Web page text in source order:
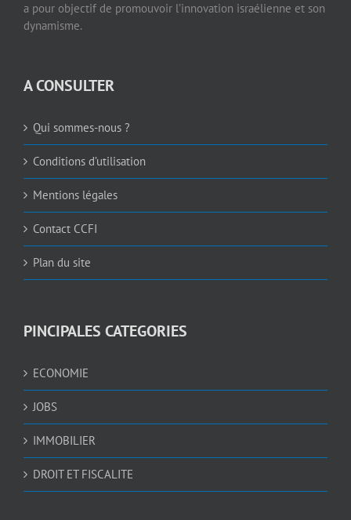
a pour objectif de promouvoir l’innovation israélienne et son
dynamisme.
A CONSULTER
Qui sommes-nous ?
Conditions d’utilisation
Mentions légales
Contact CCFI
Plan du site
PINCIPALES CATEGORIES
ECONOMIE
JOBS
IMMOBILIER
DROIT ET FISCALITE